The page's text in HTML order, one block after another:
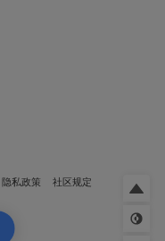
隐私政策
社区规定